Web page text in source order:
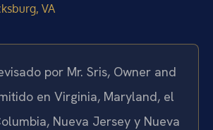
VA
por Mr. Sris, Owner and
en Virginia, Maryland, el
Nueva Jersey y Nueva